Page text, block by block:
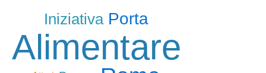
Iniziativa Porta
Alimentare